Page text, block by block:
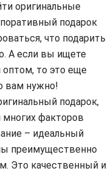
оригинальные
подарок
что подарить
А если вы ищете
то это еще
вам нужно!
подарок,
многих факторов
– идеальный
преимущественно
Это качественный и